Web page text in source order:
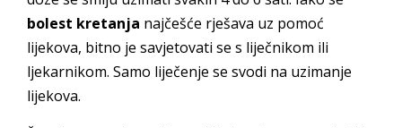
bolest kretanja najčešće rješava uz pomoć
lijekova, bitno je savjetovati se s liječnikom ili
ljekarnikom. Samo liječenje se svodi na uzimanje
lijekova.